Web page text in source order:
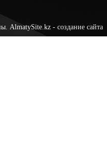
AlmatySite.kz - создание сайта